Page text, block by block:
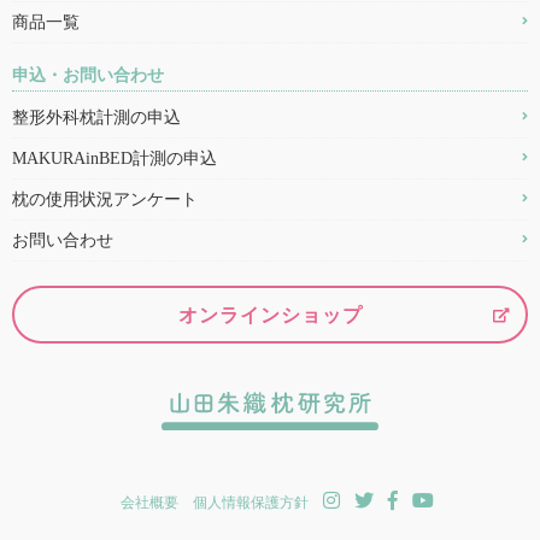
商品一覧
申込・お問い合わせ
整形外科枕計測の申込
MAKURAinBED計測の申込
枕の使用状況アンケート
お問い合わせ
オンラインショップ
会社概要 個人情報保護方針